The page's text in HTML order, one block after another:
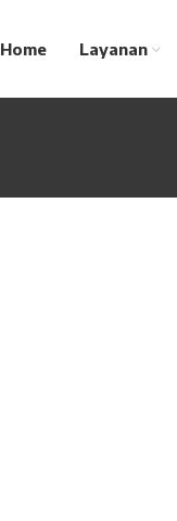
Home Layanan